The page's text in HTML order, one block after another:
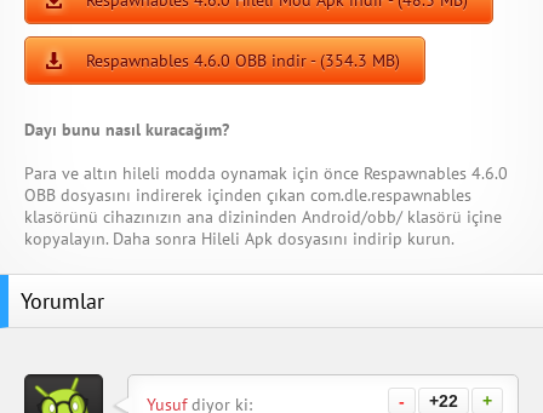
Respawnables 4.6.0 OBB indir - (354.3 MB)
Dayı bunu nasıl kuracağım?
Para ve altın hileli modda oynamak için önce Respawnables 4.6.0
OBB dosyasını indirerek içinden çıkan com.dle.respawnables
klasörünü cihazınızın ana dizininden Android/obb/ klasörü içine
kopyalayın. Daha sonra Hileli Apk dosyasını indirip kurun.
Yorumlar
- +22 +
Yusufdiyor ki: